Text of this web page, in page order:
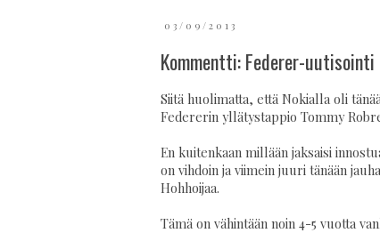
03/09/2013
Kommentti: Federer-uutisointi
Siitä huolimatta, että Nokialla oli
Federerin yllätystappio Tommy
En kuitenkaan millään jaksaisi
on vihdoin ja viimein juuri tänään
Hohhoijaa.
Tämä on vähintään noin 4-5 vuotta